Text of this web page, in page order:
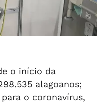
o início da
alagoanos;
o coronavírus,